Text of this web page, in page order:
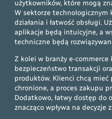
użytkowników, które mogą
W sektorze technologicznym
działania i łatwość obsługi.
aplikacje będą intuicyjne, a
techniczne będą
Z kolei w branży e-commerce
bezpieczeństwo transakcji
produktów. Klienci chcą mieć
chronione, a proces zakupu
Dodatkowo, łatwy dostęp
znacząco wpływa na decyzje